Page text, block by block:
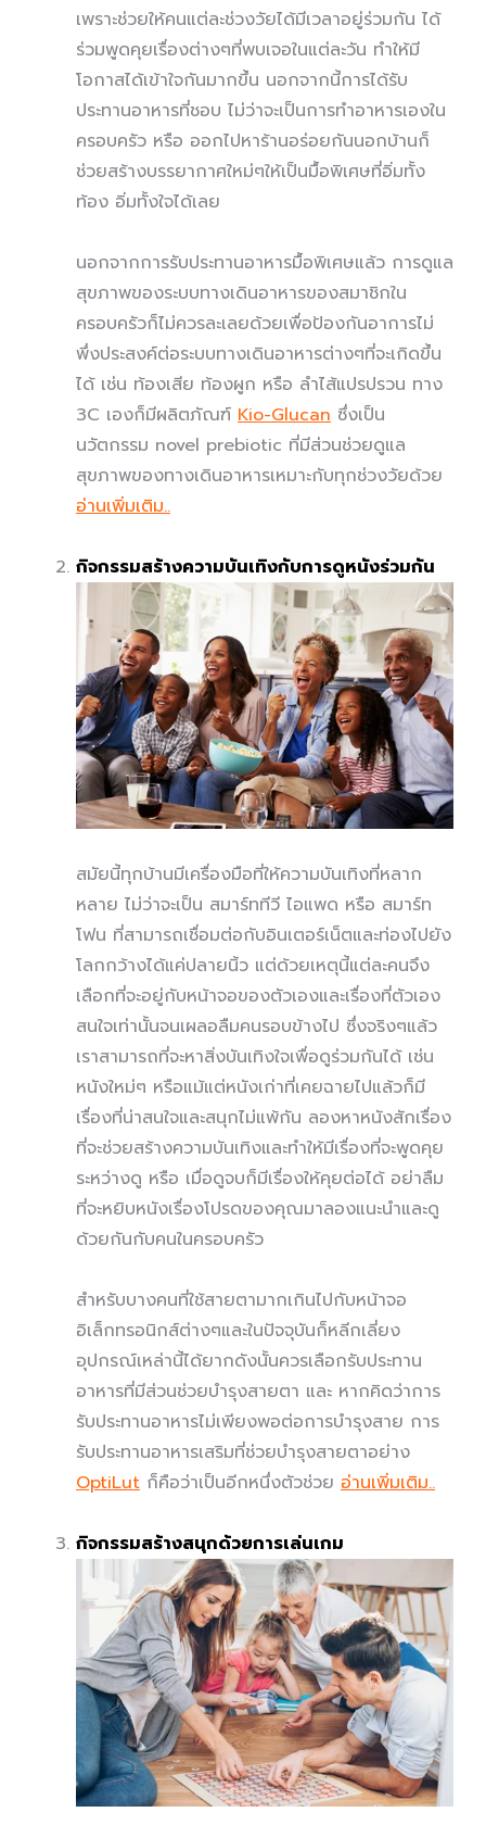
เพราะช่วยให้คนแต่ละช่วงวัยได้มีเวลาอยู่ร่วมกัน ได้
ร่วมพูดคุยเรื่องต่างๆที่พบเจอในแต่ละวัน ทำให้มี
โอกาสได้เข้าใจกันมากขึ้น นอกจากนี้การได้รับ
ประทานอาหารที่ชอบ ไม่ว่าจะเป็นการทำอาหารเองใน
ครอบครัว หรือ ออกไปหาร้านอร่อยกันนอกบ้านก็
ช่วยสร้างบรรยากาศใหม่ๆให้เป็นมื้อพิเศษที่อิ่มทั้ง
ท้อง อิ่มทั้งใจได้เลย
นอกจากการรับประทานอาหารมื้อพิเศษแล้ว การดูแล
สุขภาพของระบบทางเดินอาหารของสมาชิกใน
ครอบครัวก็ไม่ควรละเลยด้วยเพื่อป้องกันอาการไม่
พึ่งประสงค์ต่อระบบทางเดินอาหารต่างๆที่จะเกิดขึ้น
ได้ เช่น ท้องเสีย ท้องผูก หรือ ลำไส้แปรปรวน ทาง
3C เองก็มีผลิตภัณฑ์ Kio-Glucan ซึ่งเป็น
นวัตกรรม novel prebiotic ที่มีส่วนช่วยดูแล
สุขภาพของทางเดินอาหารเหมาะกับทุกช่วงวัยด้วย
อ่านเพิ่มเติม..
กิจกรรมสร้างความบันเทิงกับการดูหนังร่วมกัน
สมัยนี้ทุกบ้านมีเครื่องมือที่ให้ความบันเทิงที่หลาก
หลาย ไม่ว่าจะเป็น สมาร์ททีวี ไอแพด หรือ สมาร์ท
โฟน ที่สามารถเชื่อมต่อกับอินเตอร์เน็ตและท่องไปยัง
โลกกว้างได้แค่ปลายนิ้ว แต่ด้วยเหตุนี้แต่ละคนจึง
เลือกที่จะอยู่กับหน้าจอของตัวเองและเรื่องที่ตัวเอง
สนใจเท่านั้นจนเผลอลืมคนรอบข้างไป ซึ่งจริงๆแล้ว
เราสามารถที่จะหาสิ่งบันเทิงใจเพื่อดูร่วมกันได้ เช่น
หนังใหม่ๆ หรือแม้แต่หนังเก่าที่เคยฉายไปแล้วก็มี
เรื่องที่น่าสนใจและสนุกไม่แพ้กัน ลองหาหนังสักเรื่อง
ที่จะช่วยสร้างความบันเทิงและทำให้มีเรื่องที่จะพูดคุย
ระหว่างดู หรือ เมื่อดูจบก็มีเรื่องให้คุยต่อได้ อย่าลืม
ที่จะหยิบหนังเรื่องโปรดของคุณมาลองแนะนำและดู
ด้วยกันกับคนในครอบครัว
สำหรับบางคนที่ใช้สายตามากเกินไปกับหน้าจอ
อิเล็กทรอนิกส์ต่างๆและในปัจจุบันก็หลีกเลี่ยง
อุปกรณ์เหล่านี้ได้ยากดังนั้นควรเลือกรับประทาน
อาหารที่มีส่วนช่วยบำรุงสายตา และ หากคิดว่าการ
รับประทานอาหารไม่เพียงพอต่อการบำรุงสาย การ
รับประทานอาหารเสริมที่ช่วยบำรุงสายตาอย่าง
OptiLut ก็คือว่าเป็นอีกหนึ่งตัวช่วย อ่านเพิ่มเติม..
กิจกรรมสร้างสนุกด้วยการเล่นเกม